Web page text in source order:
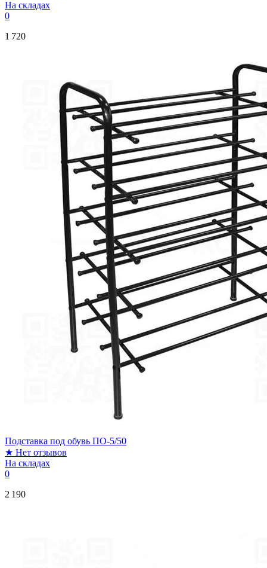
На складах
0
1 720
Подставка под обувь ПО-5/50
★ Нет отзывов
На складах
0
2 190